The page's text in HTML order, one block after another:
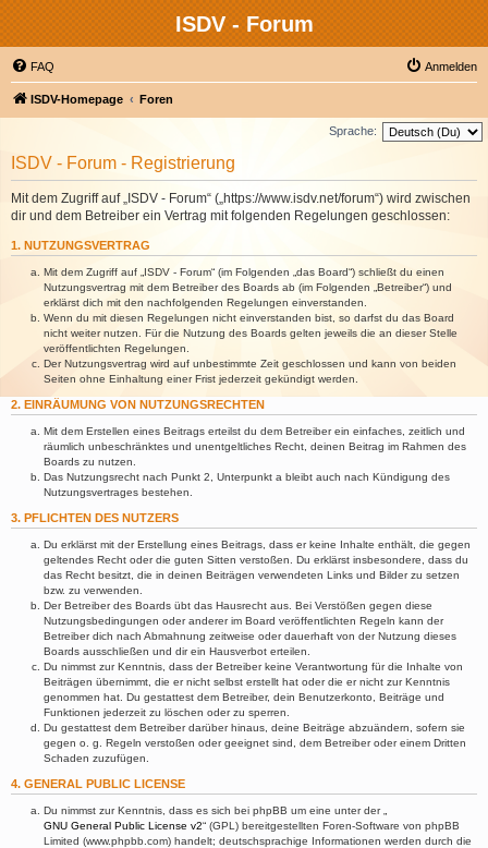
ISDV - Forum
FAQ Anmelden
ISDV-Homepage Foren
Sprache:
ISDV - Forum - Registrierung
Mit dem Zugriff auf „ISDV - Forum“ („https://www.isdv.net/forum“) wird zwischen
dir und dem Betreiber ein Vertrag mit folgenden Regelungen geschlossen:
1. NUTZUNGSVERTRAG
Mit dem Zugriff auf „ISDV - Forum“ (im Folgenden „das Board“) schließt du einen
Nutzungsvertrag mit dem Betreiber des Boards ab (im Folgenden „Betreiber“) und
erklärst dich mit den nachfolgenden Regelungen einverstanden.
Wenn du mit diesen Regelungen nicht einverstanden bist, so darfst du das Board
nicht weiter nutzen. Für die Nutzung des Boards gelten jeweils die an dieser Stelle
veröffentlichten Regelungen.
Der Nutzungsvertrag wird auf unbestimmte Zeit geschlossen und kann von beiden
Seiten ohne Einhaltung einer Frist jederzeit gekündigt werden.
2. EINRÄUMUNG VON NUTZUNGSRECHTEN
Mit dem Erstellen eines Beitrags erteilst du dem Betreiber ein einfaches, zeitlich und
räumlich unbeschränktes und unentgeltliches Recht, deinen Beitrag im Rahmen des
Boards zu nutzen.
Das Nutzungsrecht nach Punkt 2, Unterpunkt a bleibt auch nach Kündigung des
Nutzungsvertrages bestehen.
3. PFLICHTEN DES NUTZERS
Du erklärst mit der Erstellung eines Beitrags, dass er keine Inhalte enthält, die gegen
geltendes Recht oder die guten Sitten verstoßen. Du erklärst insbesondere, dass du
das Recht besitzt, die in deinen Beiträgen verwendeten Links und Bilder zu setzen
bzw. zu verwenden.
Der Betreiber des Boards übt das Hausrecht aus. Bei Verstößen gegen diese
Nutzungsbedingungen oder anderer im Board veröffentlichten Regeln kann der
Betreiber dich nach Abmahnung zeitweise oder dauerhaft von der Nutzung dieses
Boards ausschließen und dir ein Hausverbot erteilen.
Du nimmst zur Kenntnis, dass der Betreiber keine Verantwortung für die Inhalte von
Beiträgen übernimmt, die er nicht selbst erstellt hat oder die er nicht zur Kenntnis
genommen hat. Du gestattest dem Betreiber, dein Benutzerkonto, Beiträge und
Funktionen jederzeit zu löschen oder zu sperren.
Du gestattest dem Betreiber darüber hinaus, deine Beiträge abzuändern, sofern sie
gegen o. g. Regeln verstoßen oder geeignet sind, dem Betreiber oder einem Dritten
Schaden zuzufügen.
4. GENERAL PUBLIC LICENSE
Du nimmst zur Kenntnis, dass es sich bei phpBB um eine unter der „
GNU General Public License v2“ (GPL) bereitgestellten Foren-Software von phpBB
Limited (www.phpbb.com) handelt; deutschsprachige Informationen werden durch die